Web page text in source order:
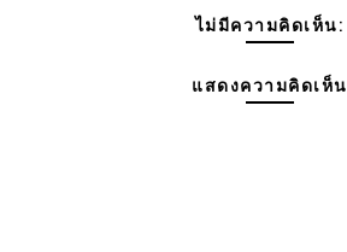
ไม่มีความคิดเห็น:
แสดงความคิดเห็น